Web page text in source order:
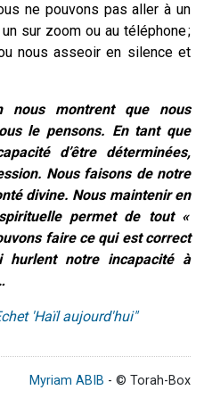
ne pouvons pas aller à un
sur zoom ou au téléphone ;
nous asseoir en silence et
nous montrent que nous
le pensons. En tant que
d’être déterminées,
Nous faisons de notre
divine. Nous maintenir en
permet de tout «
faire ce qui est correct
notre incapacité à
'Haïl aujourd'hui"
Myriam ABIB - © Torah-Box